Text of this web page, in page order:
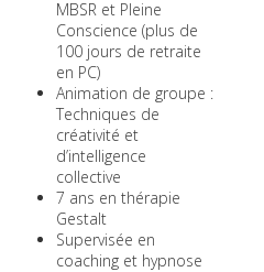
MBSR et Pleine
Conscience (plus de
100 jours de retraite
en PC)
Animation de groupe :
Techniques de
créativité et
d’intelligence
collective
7 ans en thérapie
Gestalt
Supervisée en
coaching et hypnose